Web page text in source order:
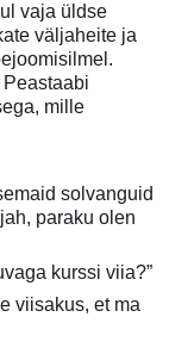
vaja üldse
väljaheite ja
mille
solvanguid
paraku olen
kurssi viia?”
viisakus, et ma